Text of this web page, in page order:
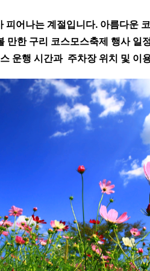
피어나는 계절입니다. 아름다운
만한 구리 코스모스축제 행사 일
운행 시간과 주차장 위치 및 이